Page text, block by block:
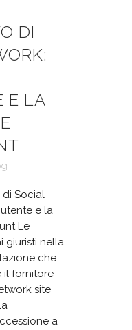
DI
E LA
di Social
e la
Le
giuristi nella
che
il fornitore
site
a